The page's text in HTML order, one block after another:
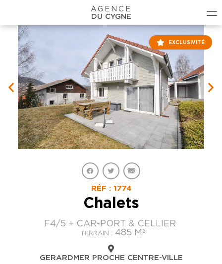
AGENCE
DU CYGNE
EXCLUSIVITÉ
RÉF : 1774
Chalets
F4/5 + CAR-PORT & CELLIER
TERRAIN : 485 M²
GERARDMER PROCHE CENTRE-VILLE